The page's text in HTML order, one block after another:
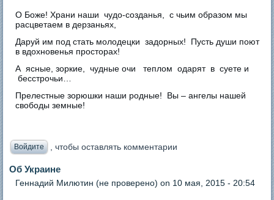
О Боже! Храни наши чудо-созданья, с чьим образом мы
расцветаем в дерзаньях,
Даруй им под стать молодецки задорных! Пусть души поют
в вдохновенья просторах!
А ясные, зоркие, чудные очи теплом одарят в суете и
бесстрочьи…
Прелестные зорюшки наши родные! Вы – ангелы нашей
свободы земные!
Войдите , чтобы оставлять комментарии
Об Украине
Геннадий Милютин (не проверено) on 10 мая, 2015 - 20:54